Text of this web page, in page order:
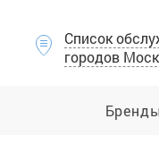
Список
городов